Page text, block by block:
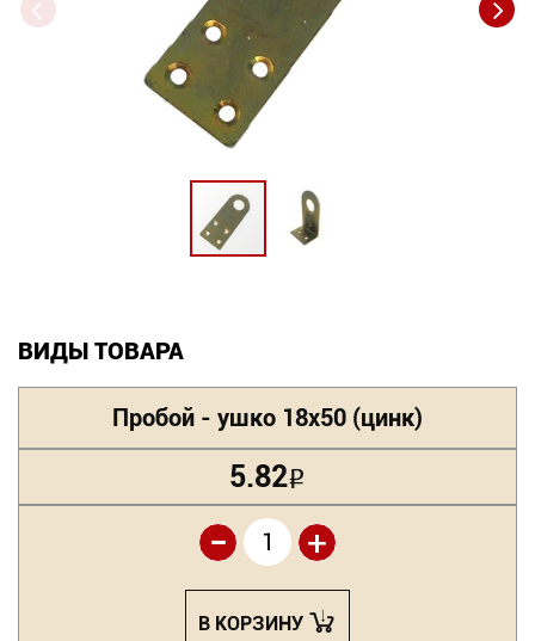
Документация
Оформление заказа
+7
(831)
01
ВИДЫ ТОВАРА
Пробой - ушко 18х50 (цинк)
5.82Р
+
-
В КОРЗИНУ